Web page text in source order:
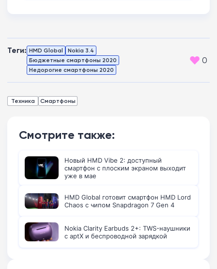
Теги: HMD Global
Nokia 3.4
Бюджетные смартфоны 2020
Недорогие смартфоны 2020
0
Техника Смартфоны
Смотрите также:
Новый HMD Vibe 2: доступный
смартфон с плоским экраном выходит
уже в мае
HMD Global готовит смартфон HMD Lord
Chaos с чипом Snapdragon 7 Gen 4
Nokia Clarity Earbuds 2+: TWS-наушники
с aptX и беспроводной зарядкой